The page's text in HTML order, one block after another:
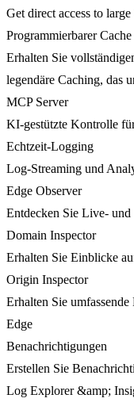
Get direct access to
Programmierbarer Cache
Erhalten Sie
legendäre Caching, das
MCP Server
KI-gestützte Kontrolle
Echtzeit-Logging
Log-Streaming und
Edge Observer
Entdecken Sie Live-
Domain Inspector
Erhalten Sie Einblicke
Origin Inspector
Erhalten Sie
Edge
Benachrichtigungen
Erstellen Sie
Log Explorer &amp;